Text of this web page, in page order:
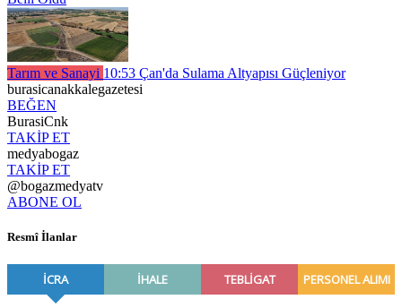
Tarım ve Sanayi 10:53 Çan'da Sulama Altyapısı Güçleniyor
burasicanakkalegazetesi
BEĞEN
BurasiCnk
TAKİP ET
medyabogaz
TAKİP ET
@bogazmedyatv
ABONE OL
Resmî İlanlar